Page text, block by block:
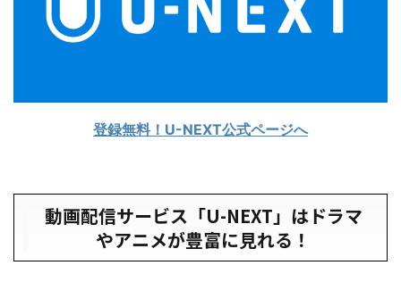
登録無料！U-NEXT公式ページへ
動画配信サービス「U-NEXT」はドラマ
やアニメが豊富に見れる！